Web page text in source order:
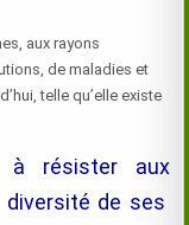
aux rayons
de maladies et
telle qu’elle existe
à résister aux
de ses